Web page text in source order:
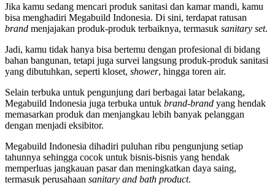
Jika kamu sedang mencari produk sanitasi dan kamar mandi, kamu
bisa menghadiri Megabuild Indonesia. Di sini, terdapat ratusan
brand menjajakan produk-produk terbaiknya, termasuk sanitary set.
Jadi, kamu tidak hanya bisa bertemu dengan profesional di bidang
bahan bangunan, tetapi juga survei langsung produk-produk sanitasi
yang dibutuhkan, seperti kloset, shower, hingga toren air.
Selain terbuka untuk pengunjung dari berbagai latar belakang,
Megabuild Indonesia juga terbuka untuk brand-brand yang hendak
memasarkan produk dan menjangkau lebih banyak pelanggan
dengan menjadi eksibitor.
Megabuild Indonesia dihadiri puluhan ribu pengunjung setiap
tahunnya sehingga cocok untuk bisnis-bisnis yang hendak
memperluas jangkauan pasar dan meningkatkan daya saing,
termasuk perusahaan sanitary and bath product.